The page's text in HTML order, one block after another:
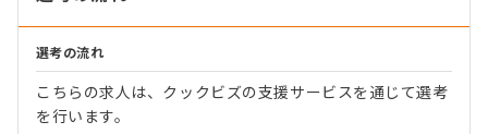
選考の流れ
こちらの求人は、クックビズの支援サービスを通じて選考
を行います。